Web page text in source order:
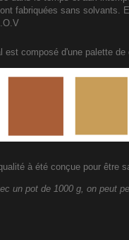
fabriquées sans solvants.
est composé d'une palette
à été conçue pour être
un pot de 1000 g, on peut